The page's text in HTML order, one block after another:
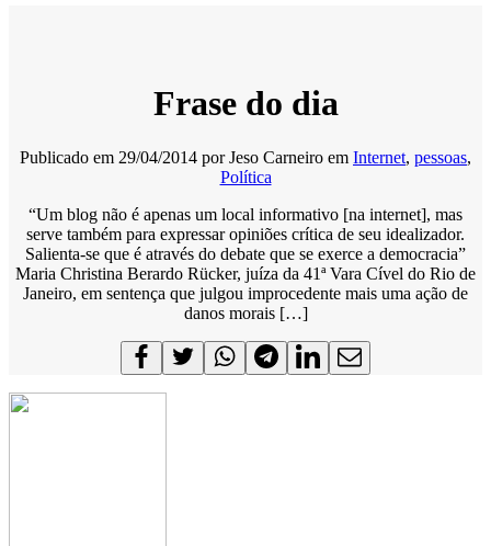
Frase do dia
Publicado em 29/04/2014 porJeso Carneiro em Internet, pessoas,
Política
“Um blog não é apenas um local informativo [na internet], mas
serve também para expressar opiniões crítica de seu idealizador.
Salienta-se que é através do debate que se exerce a democracia”
Maria Christina Berardo Rücker, juíza da 41ª Vara Cível do Rio de
Janeiro, em sentença que julgou improcedente mais uma ação de
danos morais […]